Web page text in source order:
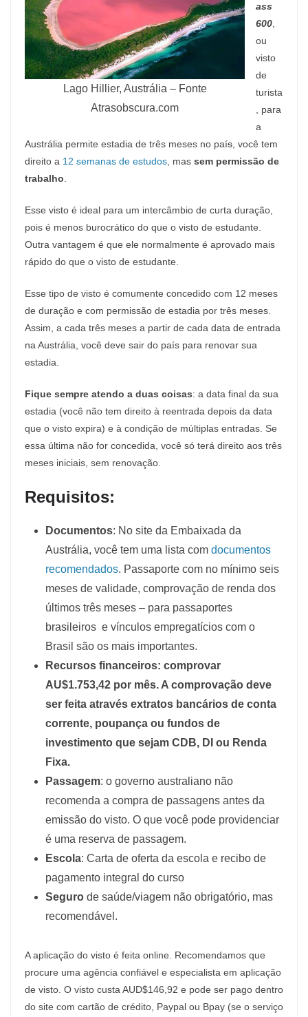
Lago Hillier, Austrália – Fonte
Atrasobscura.com
ass
600
ou
visto
de
turista
, para
a
Austrália permite estadia de três meses no país , você tem
direito a 12 semanas de estudos , mas sem permissão de
trabalho
Esse visto é ideal para um intercâmbio de curta duração,
pois é menos burocrático do que o visto de estudante.
Outra vantagem é que ele normalmente é aprovado mais
rápido do que o visto de estudante.
Esse tipo de visto é comumente concedido com 12 meses
de duração e com permissão de estadia por três meses.
Assim, a cada três meses a partir de cada data de entrada
na Austrália, você deve sair do país para renovar sua
estadia.
Fique sempre atendo a duas coisas: a data final da sua
estadia (você não tem direito à reentrada depois da data
que o visto expira) e à condição de múltiplas entradas. Se
essa última não for concedida, você só terá direito aos três
meses iniciais, sem renovação.
Requisitos:
Documentos: No site da Embaixada da
Austrália, você tem uma lista com documentos
recomendados. Passaporte com no mínimo seis
meses de validade, comprovação de renda dos
últimos três meses – para passaportes
brasileiros e vínculos empregatícios com o
Brasil são os mais importantes.
Recursos financeiros: comprovar
AU$1.753,42 por mês. A comprovação deve
ser feita através extratos bancários de conta
corrente, poupança ou fundos de
investimento que sejam CDB, DI ou Renda
Fixa.
Passagem: o governo australiano não
recomenda a compra de passagens antes da
emissão do visto. O que você pode providenciar
é uma reserva de passagem.
Escola: Carta de oferta da escola e recibo de
pagamento integral do curso
Seguro de saúde/viagem não obrigatório, mas
recomendável.
A aplicação do visto é feita online. Recomendamos que
procure uma agência confiável e especialista em aplicação
de visto. O visto custa AUD$146,92 e pode ser pago dentro
do site com cartão de crédito, Paypal ou Bpay (se o serviço